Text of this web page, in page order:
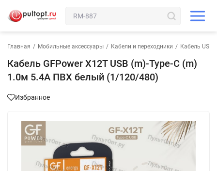
Главная / Мобильные аксессуары / Кабели и переходники / Кабель USB-
Кабель GFPower X12T USB (m)-Type-C (m)
1.0м 5.4A ПВХ белый (1/120/480)
Избранное